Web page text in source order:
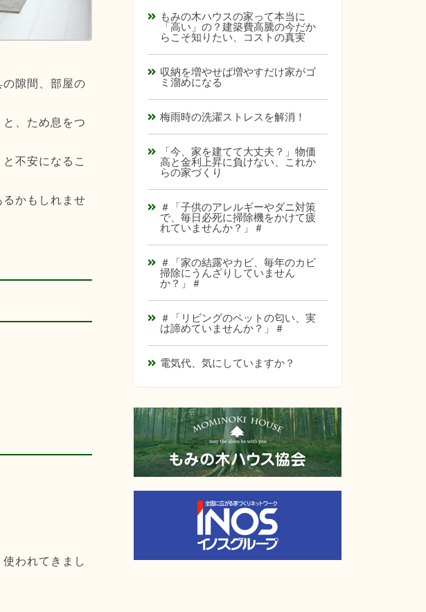
隙間、部屋の
、ため息をつ
不安になるこ
るかもしれませ
われてきまし
もみの木ハウスの家って本当に
「高い」の？建築費高騰の今だか
らこそ知りたい、コストの真実
収納を増やせば増やすだけ家がゴ
ミ溜めになる
梅雨時の洗濯ストレスを解消！
「今、家を建てて大丈夫？」物価
高と金利上昇に負けない、これか
らの家づくり
＃「子供のアレルギーやダニ対策
で、毎日必死に掃除機をかけて疲
れていませんか？」＃
＃「家の結露やカビ、毎年のカビ
掃除にうんざりしていません
か？」＃
＃「リビングのペットの匂い、実
は諦めていませんか？」＃
電気代、気にしていますか？